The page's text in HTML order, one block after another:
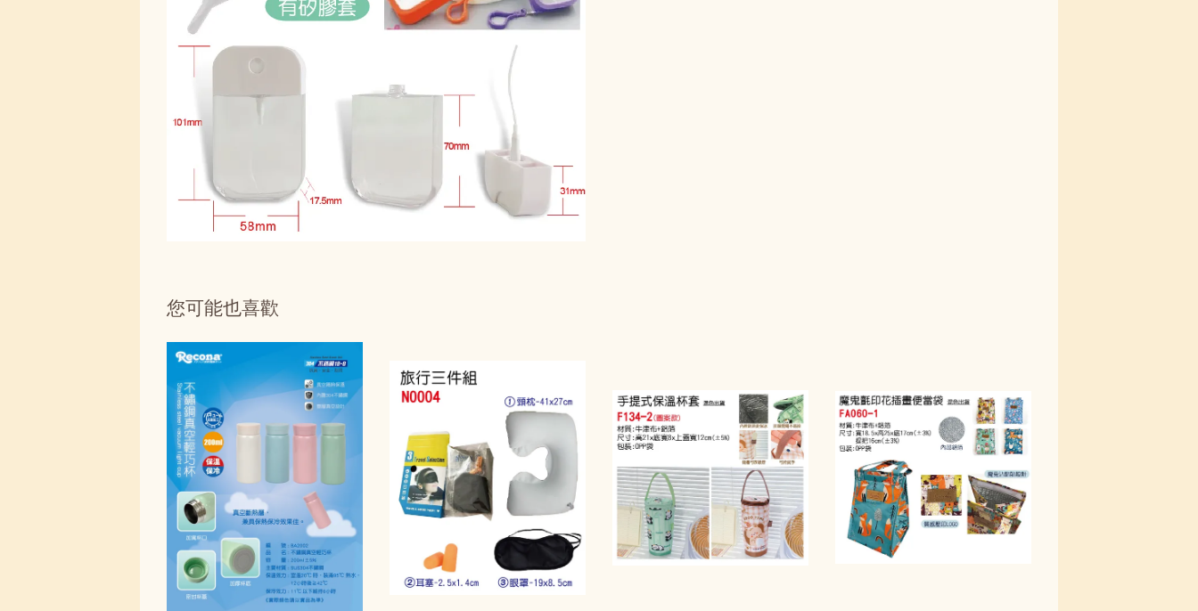
您可能也喜歡